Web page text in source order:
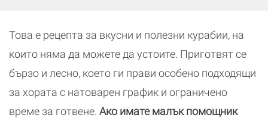
Това е рецепта за вкусни и полезни курабии, на
които няма да можете да устоите. Приготвят се
бързо и лесно, което ги прави особено подходящи
за хората с натоварен график и ограничено
време за готвене. Ако имате малък помощник